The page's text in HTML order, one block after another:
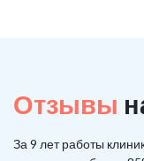
Отзывы
За 9 лет работы